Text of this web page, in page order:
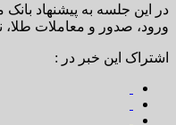
در این جلسه به پیشنهاد
ورود، صدور و معاملات طلا،
اشتراک این خبر در :